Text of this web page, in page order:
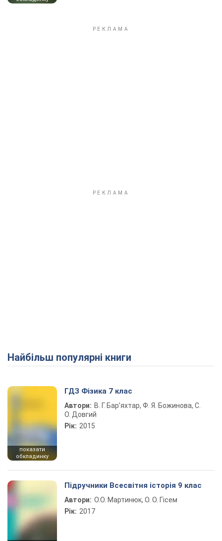
Найбільш популярні книги
показати
обкладинку
ГДЗ Фізика 7 клас
Автори: В. Г. Бар’яхтар, Ф. Я. Божинова, С.
О. Довгий
Рік: 2015
Підручники Всесвітня історія 9 клас
Автори: О.О. Мартинюк, О. О. Гісем
Рік: 2017